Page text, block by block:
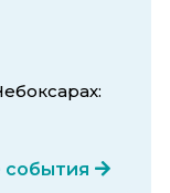
события